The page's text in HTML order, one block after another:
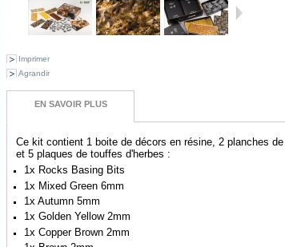
Imprimer
Agrandir
EN SAVOIR PLUS
Ce kit contient 1 boite de décors en résine, 2 planches
et 5 plaques de touffes d'herbes :
1x Rocks Basing Bits
1x Mixed Green 6mm
1x Autumn 5mm
1x Golden Yellow 2mm
1x Copper Brown 2mm